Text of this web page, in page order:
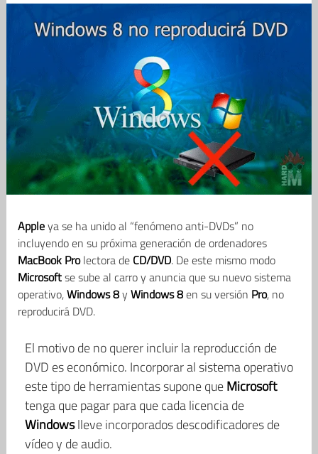
Appleya se ha unido al “fenómeno anti-DVDs” no
incluyendo en su próxima generación de ordenadores
MacBook Prolectora de CD/DVD. De este mismo modo
Microsoftse sube al carro y anuncia que su nuevo sistema
operativo,Windows 8y Windows 8en su versión Pro, no
reproducirá DVD.
El motivo de no querer incluir la reproducción de
DVD es económico. Incorporar al sistema operativo
este tipo de herramientas supone queMicrosoft
tenga que pagar para que cada licencia de
Windowslleve incorporados descodificadores de
vídeo y de audio.